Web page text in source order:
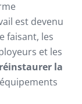
est devenu
faisant, les
et les
réinstaurer la